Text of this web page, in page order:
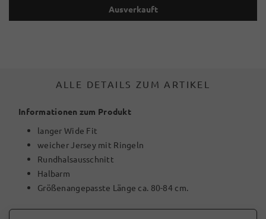
Ausverkauft
ALLE DETAILS ZUM ARTIKEL
Informationen zum Produkt
langer Wide Fit
weicher Jersey mit Ringeln
Rundhalsausschnitt
Halbarm
Größenangepasste Länge ca. 80-84 cm.